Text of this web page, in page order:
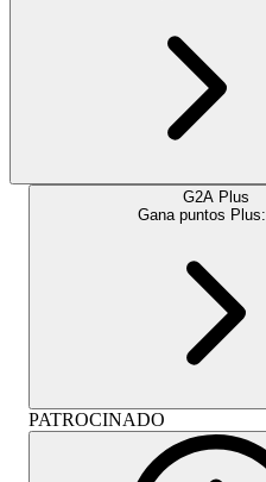
G2A Plus
Gana puntos Plus:
PATROCINADO